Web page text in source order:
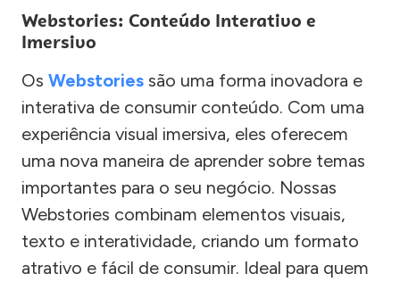
Webstories: Conteúdo Interativo e
Imersivo
Os Webstories são uma forma inovadora e
interativa de consumir conteúdo. Com uma
experiência visual imersiva, eles oferecem
uma nova maneira de aprender sobre temas
importantes para o seu negócio. Nossas
Webstories combinam elementos visuais,
texto e interatividade, criando um formato
atrativo e fácil de consumir. Ideal para quem